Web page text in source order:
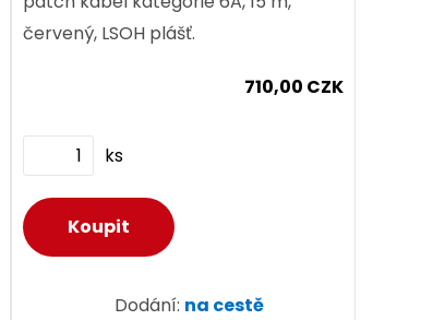
červený, LSOH plášť.
710,00 CZK
ks
Dodání: na cestě